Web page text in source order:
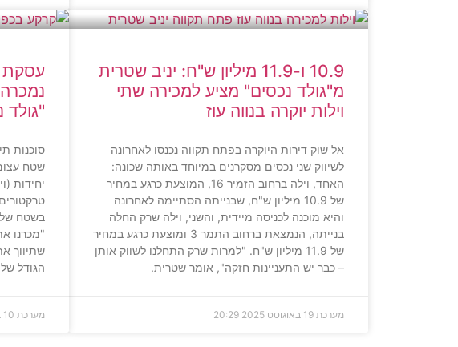
10.9 ו-11.9 מיליון ש"ח: יניב שטרית
מ"גולד נכסים" מציע למכירה שתי
וילות יוקרה בנווה עוז
אל שוק דירות היוקרה בפתח תקווה נכנסו לאחרונה
לשיווק שני נכסים מסקרנים במיוחד באותה שכונה:
האחד, וילה ברחוב הזמיר 16, המוצעת כרגע במחיר
של 10.9 מיליון ש"ח, שבנייתה הסתיימה לאחרונה
והיא מוכנה לכניסה מיידית, והשני, וילה שרק החלה
בנייתה, הנמצאת ברחוב התמר 3 ומוצעת כרגע במחיר
של 11.9 מיליון ש"ח. "למרות שרק התחלנו לשווק אותן
– כבר יש התעניינות חזקה", אומר שטרית.
מערכת 19 באוגוסט 2025 20:29
עסקת
"גולד
סוכנות
יחידות
שתיווך
הגודל
מערכת 10 באוגוסט 2025